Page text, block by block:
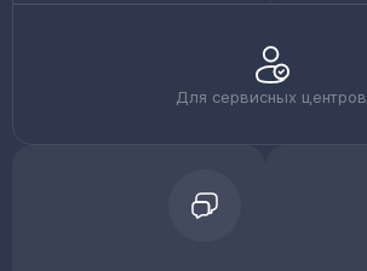
Для сервисных центров